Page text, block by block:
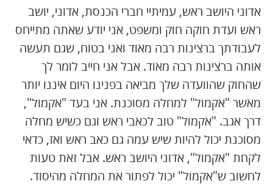
אדוני היושב ראש, עמיתיי חברי הכנסת, אדוני, יושב
ראש ועדת חוקה חוק ומשפט, אני יודע שאתה מתייחס
לעבודתך ברצינות רבה מאוד ואני בטוח, שגם תעשה
אותה ברצינות רבה מאוד. אבל אני חייב לומר לך
שהחוק שהוועדה שלך מביאה בפנינו היום איננו יותר
מאשר "אקמול" למחלה מסוכנת. אני בעד "אקמול",
דרך אגב. "אקמול" טוב לכאבי ראש וגם כשיש מחלה
מסוכנת יכול להיות שיש עמה גם כאב ראש ואז, כדאי
לקחת "אקמול", אדוני היושב ראש. אבל זאת טעות
לחשוב ש"אקמול" יכול לפתור את המחלה מהיסוד.